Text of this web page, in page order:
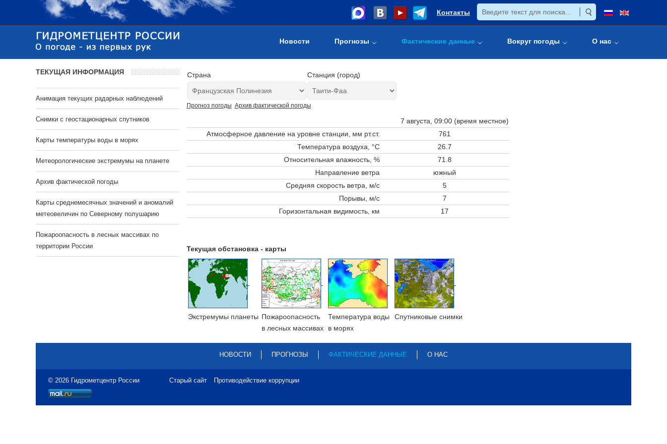
Контакты
Новости Прогнозы Фактические данные Вокруг погоды О нас
Страна Станция (город)
Прогноз погоды Архив фактической погоды
7 августа, 09:00 (время местное)
Атмосферное давление на уровне станции, мм рт.ст.
761
Температура воздуха, °C
26.7
Относительная влажность, %
71.8
Направление ветра
южный
Средняя скорость ветра, м/с
5
Порывы, м/с
7
Горизонтальная видимость, км
17
Текущая обстановка - карты
Экстремумы планеты Пожароопасность
в лесных массивах
Температура воды
в морях
Cпутниковые снимки
ТЕКУЩАЯ ИНФОРМАЦИЯ
Анимация текущих радарных наблюдений
Cнимки с геостационарных спутников
Карты температуры воды в морях
Метеорологические экстремумы на планете
Архив фактической погоды
Карты среднемесячных значений и аномалий
метеовеличин по Северному полушарию
Пожароопасность в лесных массивах по
территории России
НОВОСТИ ПРОГНОЗЫ ФАКТИЧЕСКИЕ ДАННЫЕ О НАС
© 2026 Гидрометцентр России Старый сайт Противодействие коррупции